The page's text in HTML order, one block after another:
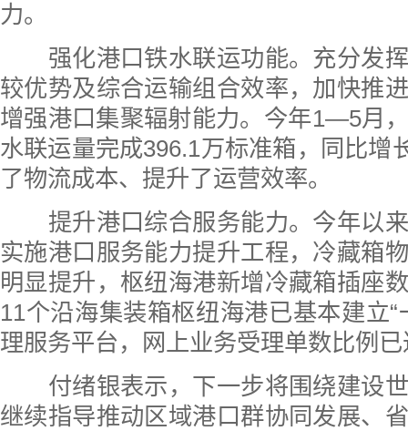
力。
强化港口铁水联运功能。充分发挥
较优势及综合运输组合效率，加快推
增强港口集聚辐射能力。今年1—5月
水联运量完成396.1万标准箱，同比增
了物流成本、提升了运营效率。
提升港口综合服务能力。今年以来
实施港口服务能力提升工程，冷藏箱
明显提升，枢纽海港新增冷藏箱插座
11个沿海集装箱枢纽海港已基本建立“
理服务平台，网上业务受理单数比例
付绪银表示，下一步将围绕建设世
继续指导推动区域港口群协同发展、